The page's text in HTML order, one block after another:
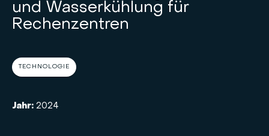
und Wasserkühlung für
Rechenzentren
TECHNOLOGIE
Jahr: 2024